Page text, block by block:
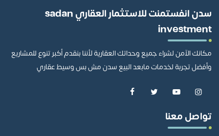
سدن انفستمنت للاستثمار العقاري sadan
investment
مكانك الآمن لشراء جميع وحداتك العقارية لأننا بنقدم أكبر تنوع للمشاريع
وأفضل تجربة لخدمات مابعد البيع سدن مش بس وسيط عقاري
تواصل معنا